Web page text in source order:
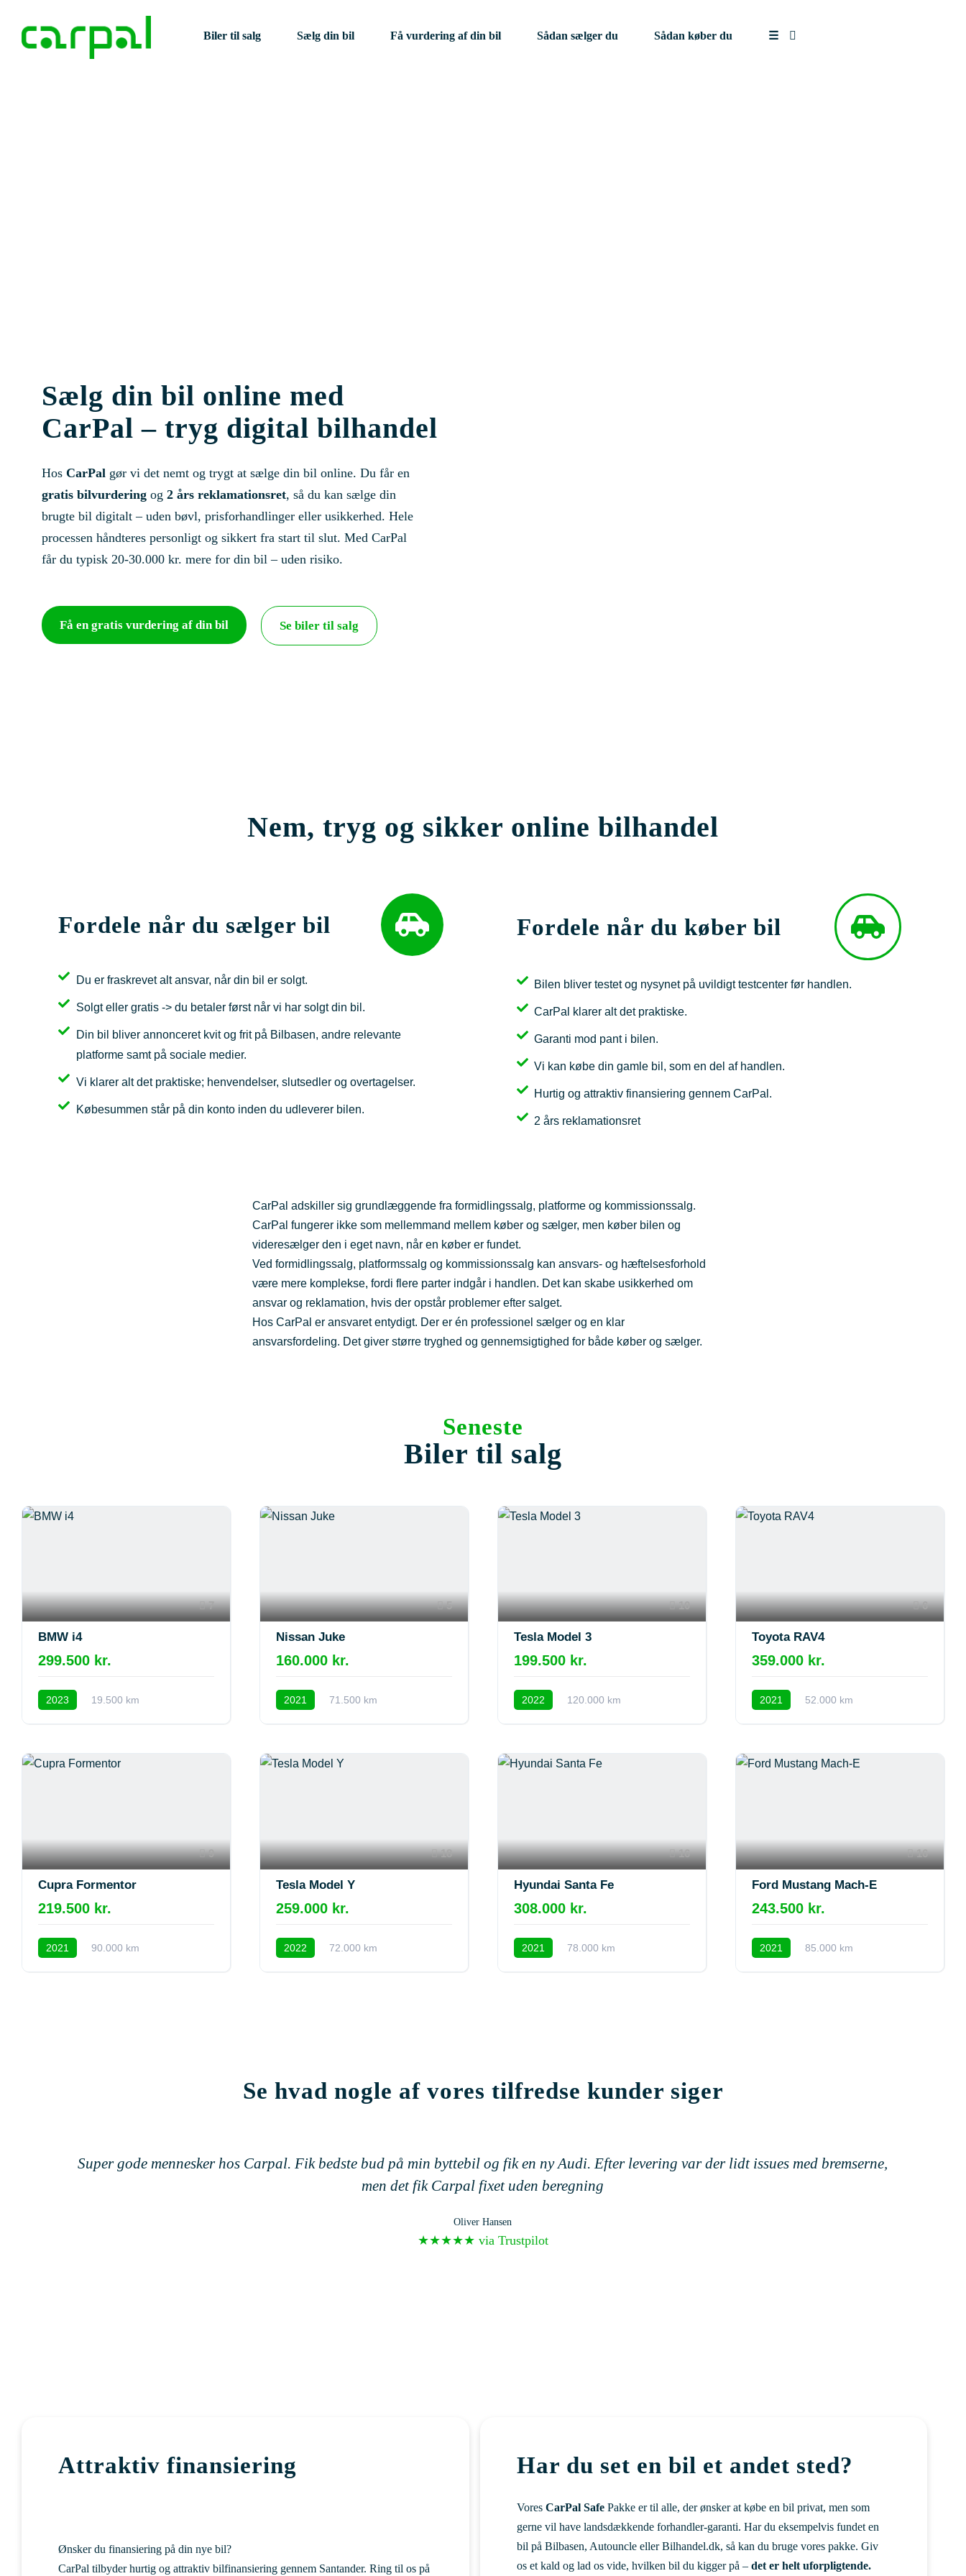
Biler til salg Sælg din bil Få vurdering af din bil Sådan sælger du Sådan køber du ☰
Sælg din bil online med
CarPal – tryg digital bilhandel
Hos CarPal gør vi det nemt og trygt at sælge din bil online. Du får en
gratis bilvurdering og 2 års reklamationsret, så du kan sælge din
brugte bil digitalt – uden bøvl, prisforhandlinger eller usikkerhed. Hele
processen håndteres personligt og sikkert fra start til slut. Med CarPal
får du typisk 20-30.000 kr. mere for din bil – uden risiko.
Få en gratis vurdering af din bil Se biler til salg
Nem, tryg og sikker online bilhandel
Fordele når du sælger bil
Du er fraskrevet alt ansvar, når din bil er solgt.
Solgt eller gratis -> du betaler først når vi har solgt din bil.
Din bil bliver annonceret kvit og frit på Bilbasen, andre relevante
platforme samt på sociale medier.
Vi klarer alt det praktiske; henvendelser, slutsedler og overtagelser.
Købesummen står på din konto inden du udleverer bilen.
Fordele når du køber bil
Bilen bliver testet og nysynet på uvildigt testcenter før handlen.
CarPal klarer alt det praktiske.
Garanti mod pant i bilen.
Vi kan købe din gamle bil, som en del af handlen.
Hurtig og attraktiv finansiering gennem CarPal.
2 års reklamationsret
CarPal adskiller sig grundlæggende fra formidlingssalg, platforme og kommissionssalg.
CarPal fungerer ikke som mellemmand mellem køber og sælger, men køber bilen og
videresælger den i eget navn, når en køber er fundet.
Ved formidlingssalg, platformssalg og kommissionssalg kan ansvars- og hæftelsesforhold
være mere komplekse, fordi flere parter indgår i handlen. Det kan skabe usikkerhed om
ansvar og reklamation, hvis der opstår problemer efter salget.
Hos CarPal er ansvaret entydigt. Der er én professionel sælger og en klar
ansvarsfordeling. Det giver større tryghed og gennemsigtighed for både køber og sælger.
Seneste
Biler til salg
7
BMW i4
299.500 kr.
2023 19.500 km
5
Nissan Juke
160.000 kr.
2021 71.500 km
10
Tesla Model 3
199.500 kr.
2022 120.000 km
6
Toyota RAV4
359.000 kr.
2021 52.000 km
9
Cupra Formentor
219.500 kr.
2021 90.000 km
18
Tesla Model Y
259.000 kr.
2022 72.000 km
16
Hyundai Santa Fe
308.000 kr.
2021 78.000 km
16
Ford Mustang Mach-E
243.500 kr.
2021 85.000 km
Se hvad nogle af vores tilfredse kunder siger
Super gode mennesker hos Carpal. Fik bedste bud på min byttebil og fik en ny Audi. Efter levering var der lidt issues med bremserne,
men det fik Carpal fixet uden beregning
Oliver Hansen
★★★★★ via Trustpilot
Attraktiv finansiering
Ønsker du finansiering på din nye bil?
CarPal tilbyder hurtig og attraktiv bilfinansiering gennem Santander. Ring til os på
Har du set en bil et andet sted?
Vores CarPal SafePakke er til alle, der ønsker at købe en bil privat, men som
gerne vil have landsdækkende forhandler-garanti. Har du eksempelvis fundet en
bil på Bilbasen, Autouncle eller Bilhandel.dk, så kan du bruge vores pakke. Giv
os et kald og lad os vide, hvilken bil du kigger på – det er helt uforpligtende.